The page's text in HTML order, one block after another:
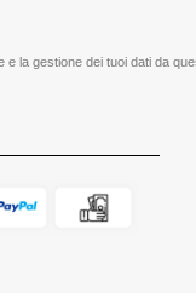
la gestione dei tuoi dati da